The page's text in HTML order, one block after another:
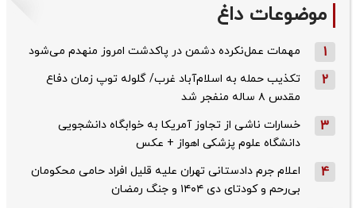
موضوعات داغ
1 مهمات عمل‌نکرده دشمن در پاکدشت امروز منهدم می‌شود
2
تکذیب حمله به اسلام‌آباد غرب/ گلوله توپ زمان دفاع
مقدس ۸ ساله منفجر شد
3
خسارات ناشی از تجاوز آمریکا به خوابگاه دانشجویی
دانشگاه علوم پزشکی اهواز + عکس
4
اعلام جرم دادستانی تهران علیه قلیل افراد حامی محکومان
بی‌رحم و کودتای دی‌ ۱۴۰۴ و جنگ رمضان